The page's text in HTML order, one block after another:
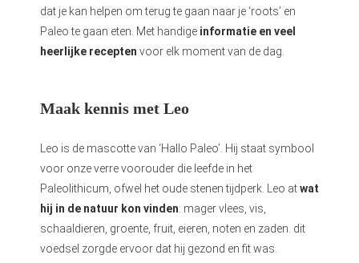
dat je kan helpen om terug te gaan naar je ‘roots’ en
Paleo te gaan eten. Met handige informatie en veel
heerlijke recepten voor elk moment van de dag.
Maak kennis met Leo
Leo is de mascotte van ‘Hallo Paleo’. Hij staat symbool
voor onze verre voorouder die leefde in het
Paleolithicum, ofwel het oude stenen tijdperk. Leo atwat
hij in de natuur kon vinden: mager vlees, vis,
schaaldieren, groente, fruit, eieren, noten en zaden. dit
voedsel zorgde ervoor dat hij gezond en fit was.